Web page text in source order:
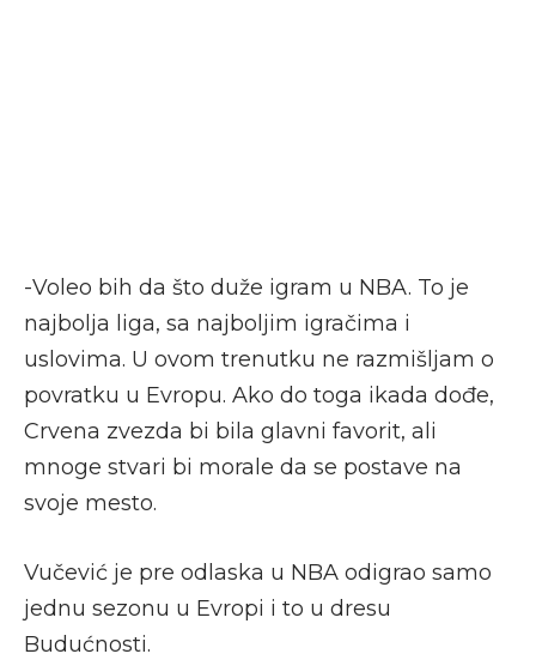
-Voleo bih da što duže igram u NBA. To je
najbolja liga, sa najboljim igračima i
uslovima. U ovom trenutku ne razmišljam o
povratku u Evropu. Ako do toga ikada dođe,
Crvena zvezda bi bila glavni favorit, ali
mnoge stvari bi morale da se postave na
svoje mesto.
Vučević je pre odlaska u NBA odigrao samo
jednu sezonu u Evropi i to u dresu
Budućnosti.